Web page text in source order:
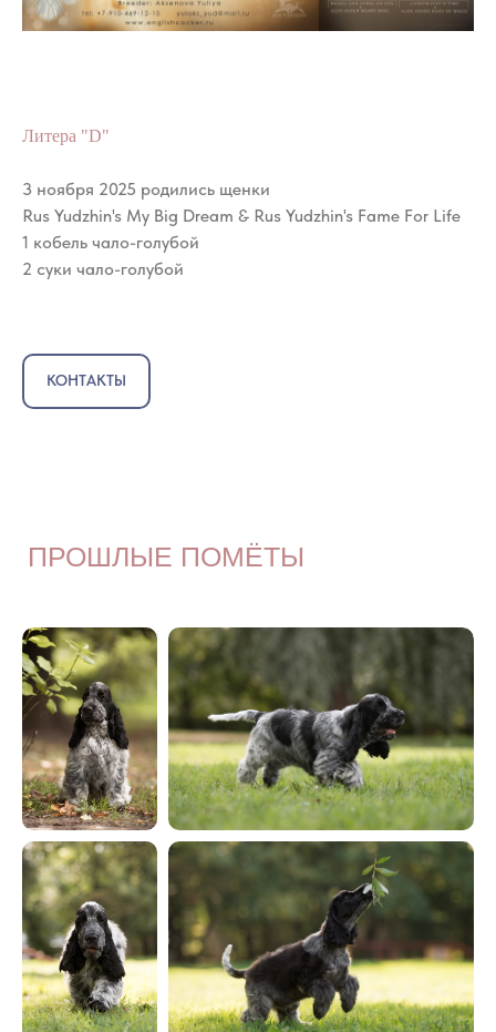
Литера "D"
3 ноября 2025 родились щенки
Rus Yudzhin's My Big Dream & Rus Yudzhin's Fame For Life
1 кобель чало-голубой
2 суки чало-голубой
КОНТАКТЫ
ПРОШЛЫЕ ПОМЁТЫ